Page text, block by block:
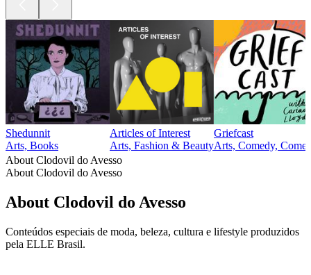
Shedunnit
Arts, Books
Articles of Interest
Arts, Fashion & Beauty
Griefcast
Arts, Comedy,
About Clodovil do Avesso
About Clodovil do Avesso
About Clodovil do Avesso
Conteúdos especiais de moda, beleza, cultura e lifestyle produzidos
pela ELLE Brasil.